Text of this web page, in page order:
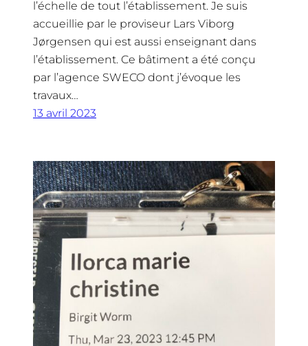
l’échelle de tout l’établissement. Je suis
accueillie par le proviseur Lars Viborg
Jørgensen qui est aussi enseignant dans
l’établissement. Ce bâtiment a été conçu
par l’agence SWECO dont j’évoque les
travaux…
13 avril 2023